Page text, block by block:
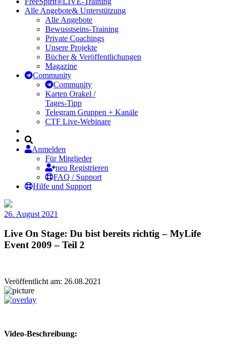
Alle Angebote& Unterstützung
Alle Angebote
Bewusstseins-Training
Private Coachings
Unsere Projekte
Bücher & Veröffentlichungen
Magazine
Community
Community
Karten Orakel /
Tages-Tipp
Telegram Gruppen + Kanäle
CTF Live-Webinare
Anmelden
Für Mitglieder
neu Registrieren
FAQ / Support
Hilfe und Support
26. August 2021
Live On Stage: Du bist bereits richtig – MyLife
Event 2009 – Teil 2
Veröffentlicht am: 26.08.2021
Video-Beschreibung: